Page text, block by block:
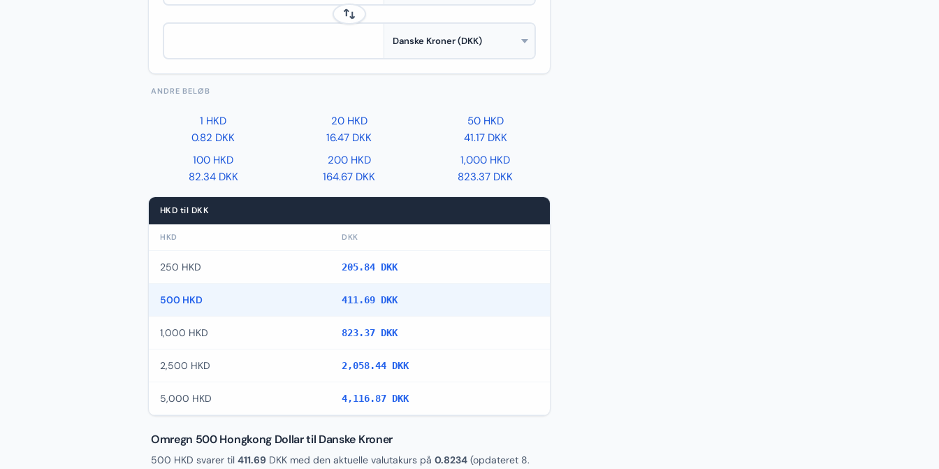
ANDRE BELØB
1 HKD
0.82 DKK
20 HKD
16.47 DKK
50 HKD
41.17 DKK
100 HKD
82.34 DKK
200 HKD
164.67 DKK
1,000 HKD
823.37 DKK
HKD til DKK
HKD DKK
250 HKD 205.84 DKK
500 HKD 411.69 DKK
1,000 HKD 823.37 DKK
2,500 HKD 2,058.44 DKK
5,000 HKD 4,116.87 DKK
Omregn 500 Hongkong Dollar til Danske Kroner
500 HKD svarer til 411.69 DKK med den aktuelle valutakurs på 0.8234 (opdateret 8.